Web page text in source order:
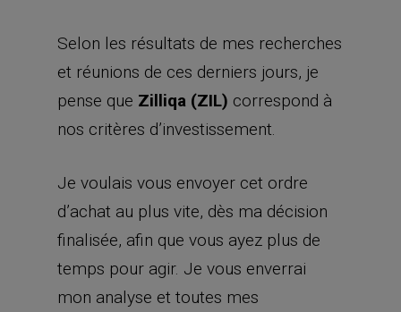
Selon les résultats de mes recherches
et réunions de ces derniers jours, je
pense que Zilliqa (ZIL) correspond à
nos critères d’investissement.
Je voulais vous envoyer cet ordre
d’achat au plus vite, dès ma décision
finalisée, afin que vous ayez plus de
temps pour agir. Je vous enverrai
mon analyse et toutes mes